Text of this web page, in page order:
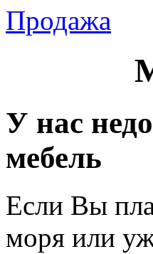
Продажа
У нас
мебель
Если Вы
моря или